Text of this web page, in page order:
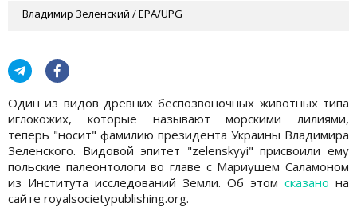
Владимир Зеленский / EPA/UPG
Один из видов древних беспозвоночных животных типа
иглокожих, которые называют морскими лилиями,
теперь "носит" фамилию президента Украины Владимира
Зеленского. Видовой эпитет "zelenskyyi" присвоили ему
польские палеонтологи во главе с Мариушем Саламоном
из Института исследований Земли. Об этом сказано на
сайте royalsocietypublishing.org.